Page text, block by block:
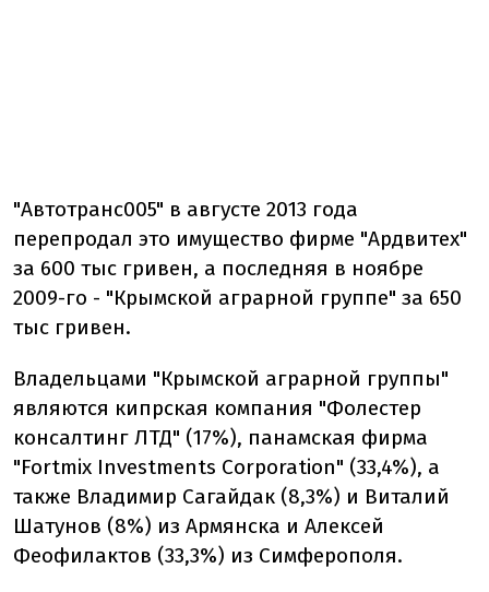
"Автотранс005" в августе 2013 года
перепродал это имущество фирме "Ардвитех"
за 600 тыс гривен, а последняя в ноябре
2009-го - "Крымской аграрной группе" за 650
тыс гривен.
Владельцами "Крымской аграрной группы"
являются кипрская компания "Фолестер
консалтинг ЛТД" (17%), панамская фирма
"Fortmix Investments Corporation" (33,4%), а
также Владимир Сагайдак (8,3%) и Виталий
Шатунов (8%) из Армянска и Алексей
Феофилактов (33,3%) из Симферополя.